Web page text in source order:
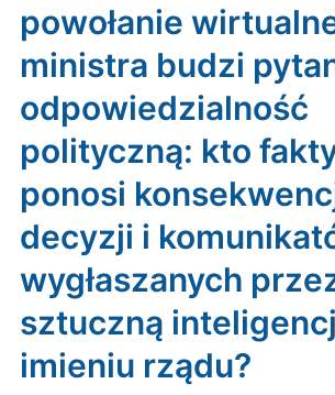
powołanie
ministra budzi
odpowiedzialność
polityczną: kto
ponosi
decyzji i
wygłaszanych
sztuczną
imieniu rządu?